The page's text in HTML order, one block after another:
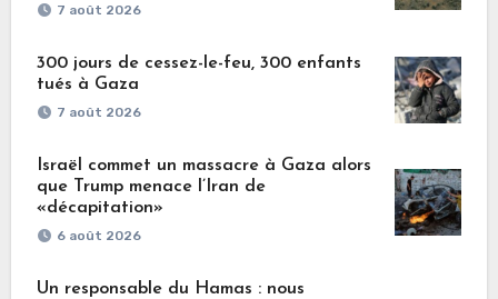
7 août 2026
300 jours de cessez-le-feu, 300 enfants
tués à Gaza
7 août 2026
Israël commet un massacre à Gaza alors
que Trump menace l’Iran de
«décapitation»
6 août 2026
Un responsable du Hamas : nous